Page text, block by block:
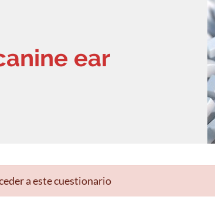
ear
a este cuestionario